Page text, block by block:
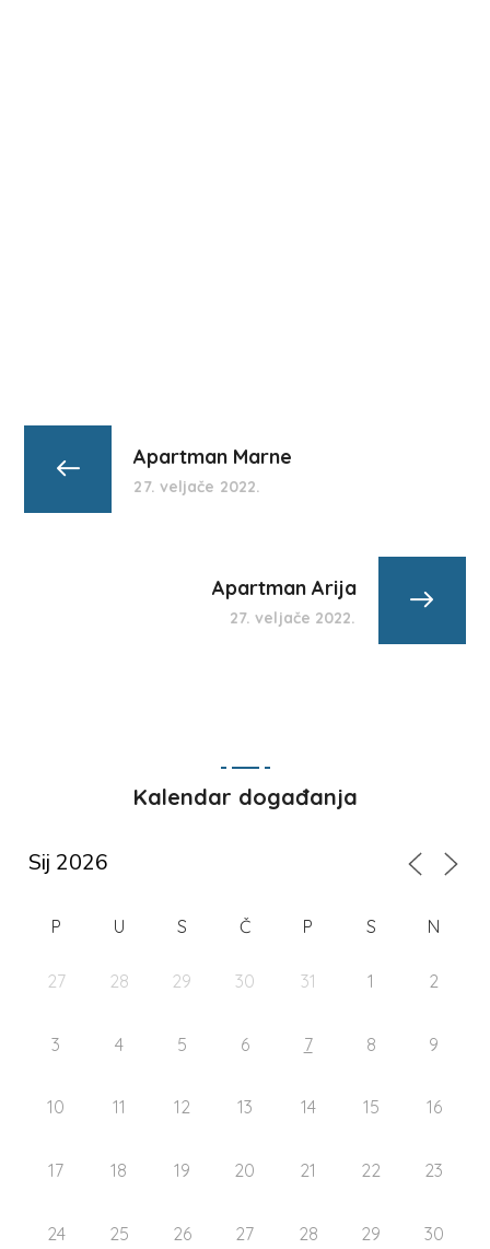
Apartman Marne
27. veljače 2022.
Apartman Arija
27. veljače 2022.
Kalendar događanja
P U S Č P S N
27 28 29 30 31 1 2
3 4 5 6 7 8 9
10 11 12 13 14 15 16
17 18 19 20 21 22 23
24 25 26 27 28 29 30